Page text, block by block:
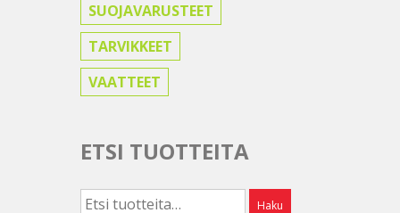
SUOJAVARUSTEET
TARVIKKEET
VAATTEET
ETSI TUOTTEITA
Etsi: Haku